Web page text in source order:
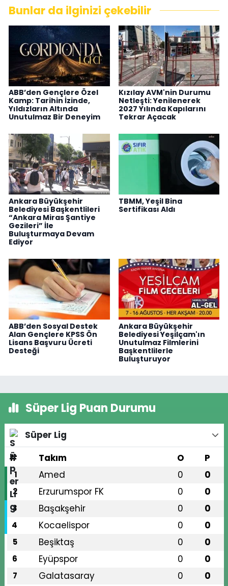
Bunlar da ilginizi çekebilir
ABB’den Gençlere Özel
Kamp: Tarihin İzinde,
Yıldızların Altında
Unutulmaz Bir Deneyim
Kızılay AVM'nin Durumu
Netleşti: Yenilenerek
2027 Yılında Kapılarını
Tekrar Açacak
Ankara Büyükşehir
Belediyesi Başkentlileri
“Ankara Miras Şantiye
Gezileri” İle
Buluşturmaya Devam
Ediyor
TBMM, Yeşil Bina
Sertifikası Aldı
ABB’den Sosyal Destek
Alan Gençlere KPSS Ön
Lisans Başvuru Ücreti
Desteği
Ankara Büyükşehir
Belediyesi Yeşilçam'ın
Unutulmaz Filmlerini
Başkentlilerle
Buluşturuyor
Süper Lig Puan Durumu
Süper Lig
#
Takım O P
1 Amed 0 0
2 Erzurumspor FK 0 0
3 Başakşehir 0 0
4 Kocaelispor 0 0
5 Beşiktaş 0 0
6 Eyüpspor 0 0
7 Galatasaray 0 0